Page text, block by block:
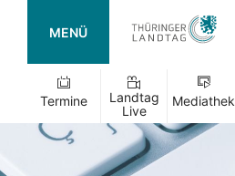
MENÜ
Termine
Landtag
Live
Mediathek